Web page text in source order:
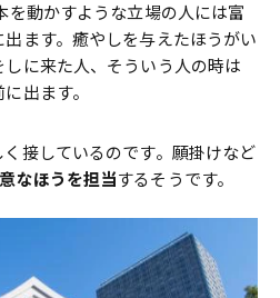
を動かすような立場の人には富
ます。癒やしを与えたほうがい
に来た人、そういう人の時は
出ます。
接しているのです。願掛けなど
なほうを担当するそうです。